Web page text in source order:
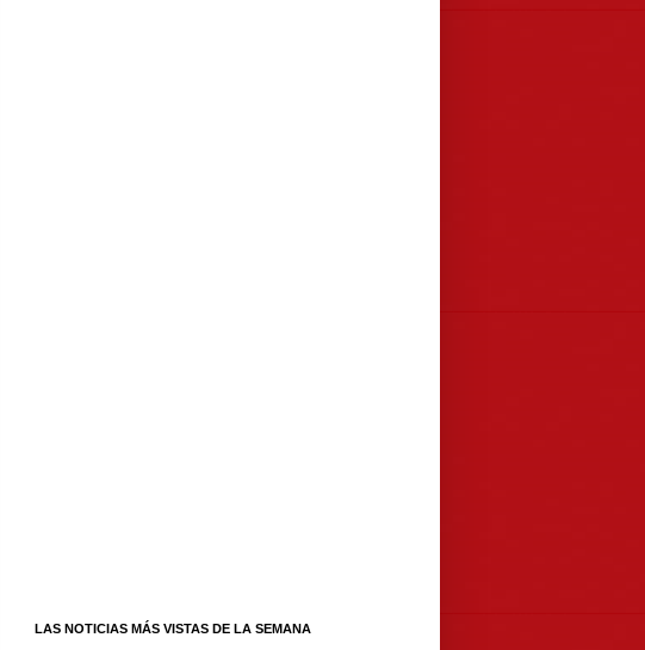
LAS NOTICIAS MÁS VISTAS DE LA SEMANA